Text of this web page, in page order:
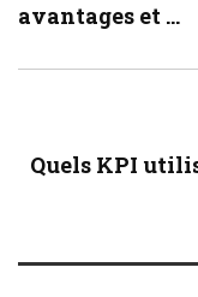
avantages et ...
Quels KPI